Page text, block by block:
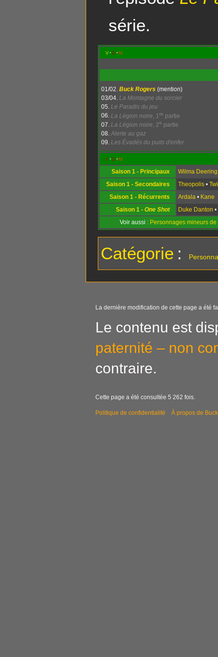
série.
v d m
01/02.Buck Rogers (mention)
03/04.La Montagne du sorcier
05.Le Paradis du jeu
06. La Légion noire , 1 re partie
07. La Légion noire , 2e partie
08.Alerte au gaz
09. Les Évadés du puits d'enfer
v d m
Saison 1 - Principaux
Wilma Deering
Saison 1 - Secondaires
Theopolis •
Saison 1 - Récurrents
Ardala • Kane
Saison 1 - One Shot Duke Danton •
Voir aussi : Personnages mineurs
Catégorie :
La dernière modification de cette page a été
Le contenu est
paternité – non
contraire.
Cette page a été consultée 5 262 fois.
Politique de confidentialité À propos de